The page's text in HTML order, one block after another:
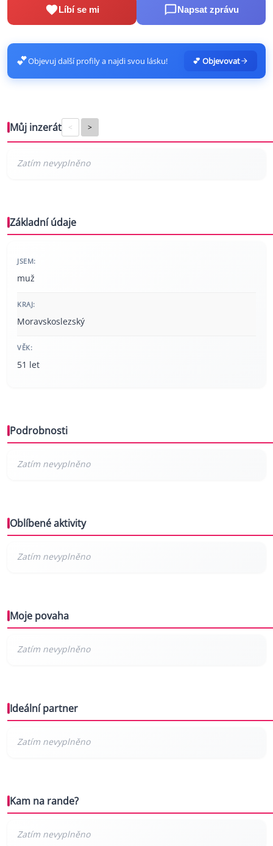
Líbí se mi Napsat zprávu
💕Objevuj další profily a najdi svou lásku! 💕 Objevovat
Můj inzerát < >
Základní údaje
JSEM:
muž
KRAJ:
Moravskoslezský
VĚK:
51 let
Podrobnosti
Oblíbené aktivity
Moje povaha
Ideální partner
Kam na rande?